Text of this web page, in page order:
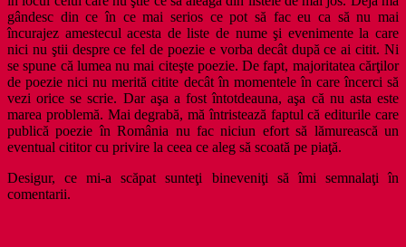
gândesc din ce în ce mai serios ce pot să fac eu ca să nu mai
încurajez amestecul acesta de liste de nume şi evenimente la care
nici nu ştii despre ce fel de poezie e vorba decât după ce ai citit. Ni
se spune că lumea nu mai citeşte poezie. De fapt, majoritatea cărţilor
de poezie nici nu merită citite decât în momentele în care încerci să
vezi orice se scrie. Dar aşa a fost întotdeauna, aşa că nu asta este
marea problemă. Mai degrabă, mă întristează faptul că editurile care
publică poezie în România nu fac niciun efort să lămurească un
eventual cititor cu privire la ceea ce aleg să scoată pe piaţă.
Desigur, ce mi-a scăpat sunteţi bineveniţi să îmi semnalaţi în
comentarii.